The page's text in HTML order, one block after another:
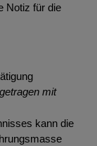
Notiz für die
mit
kann die